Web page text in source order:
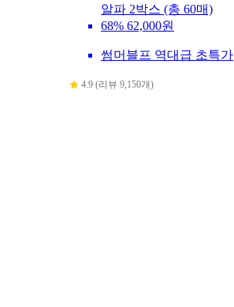
알파 2박스 (총 60매)
68% 62,000원
썸머블프 역대급 초특가
4.9 (리뷰 9,150개)